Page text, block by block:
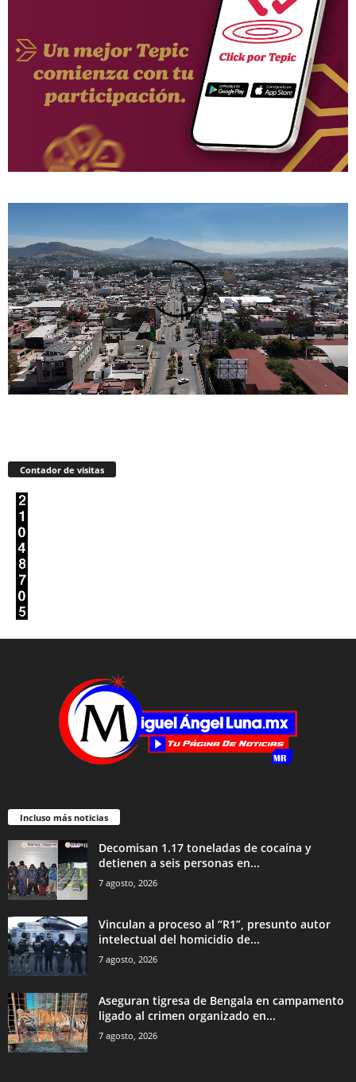
Contador de visitas
Incluso más noticias
Decomisan 1.17 toneladas de cocaína y
detienen a seis personas en...
7 agosto, 2026
Vinculan a proceso al “R1”, presunto autor
intelectual del homicidio de...
7 agosto, 2026
Aseguran tigresa de Bengala en campamento
ligado al crimen organizado en...
7 agosto, 2026